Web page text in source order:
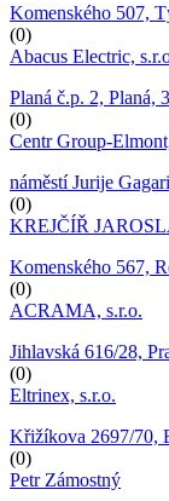
Komenského 507,
(0)
Abacus Electric,
Planá č.p. 2, Planá,
(0)
Centr Group-
náměstí Jurije
(0)
KREJČÍŘ
Komenského 567,
(0)
ACRAMA, s.r.o.
Jihlavská 616/28,
(0)
Eltrinex, s.r.o.
Křižíkova 2697/70,
(0)
Petr Zámostný